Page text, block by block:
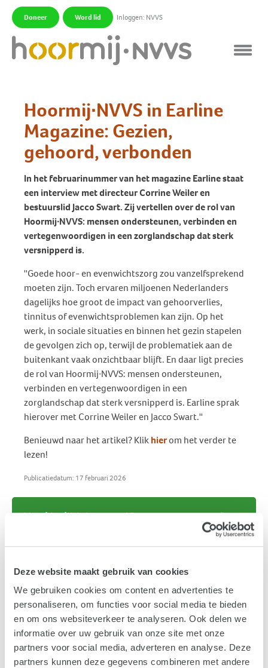
Deze website maakt gebruik van cookies
We gebruiken cookies om content en advertenties te
personaliseren, om functies voor social media te bieden
en om ons websiteverkeer te analyseren. Ook delen we
informatie over uw gebruik van onze site met onze
partners voor social media, adverteren en analyse. Deze
partners kunnen deze gegevens combineren met andere
Doneer Word lid Inloggen: NVVS
Hoormij∙NVVS in Earline
Magazine: Gezien,
gehoord, verbonden
In het februarinummer van het magazine Earline staat
een interview met directeur Corrine Weiler en
bestuurslid Jacco Swart. Zij vertellen over de rol van
Hoormij∙NVVS: mensen ondersteunen, verbinden en
vertegenwoordigen in een zorglandschap dat sterk
versnipperd is.
''Goede hoor- en evenwichtszorg zou vanzelfsprekend
moeten zijn. Toch ervaren miljoenen Nederlanders
dagelijks hoe groot de impact van gehoorverlies,
tinnitus of evenwichtsproblemen kan zijn. Op het
werk, in sociale situaties en binnen het gezin stapelen
de gevolgen zich op, terwijl de problematiek aan de
buitenkant vaak onzichtbaar blijft. En daar ligt precies
de rol van Hoormij∙NVVS: mensen ondersteunen,
verbinden en vertegenwoordigen in een
zorglandschap dat sterk versnipperd is. Earline sprak
hierover met Corrine Weiler en Jacco Swart.''
Benieuwd naar het artikel? Klikhierom het verder te
lezen!
Publicatiedatum: 17 februari 2026
Vond je dit interessant?
Ontvang de nieuwste ontwikkelingen eenvoudig via
e-mail?